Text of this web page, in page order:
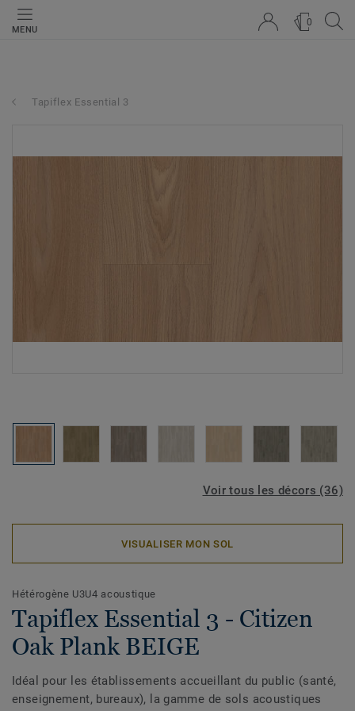
MENU
0
Tapiflex Essential 3
Voir tous les décors (36)
VISUALISER MON SOL
Hétérogène U3U4 acoustique
Tapiflex Essential 3 - Citizen
Oak Plank BEIGE
Idéal pour les établissements accueillant du public (santé,
enseignement, bureaux), la gamme de sols acoustiques